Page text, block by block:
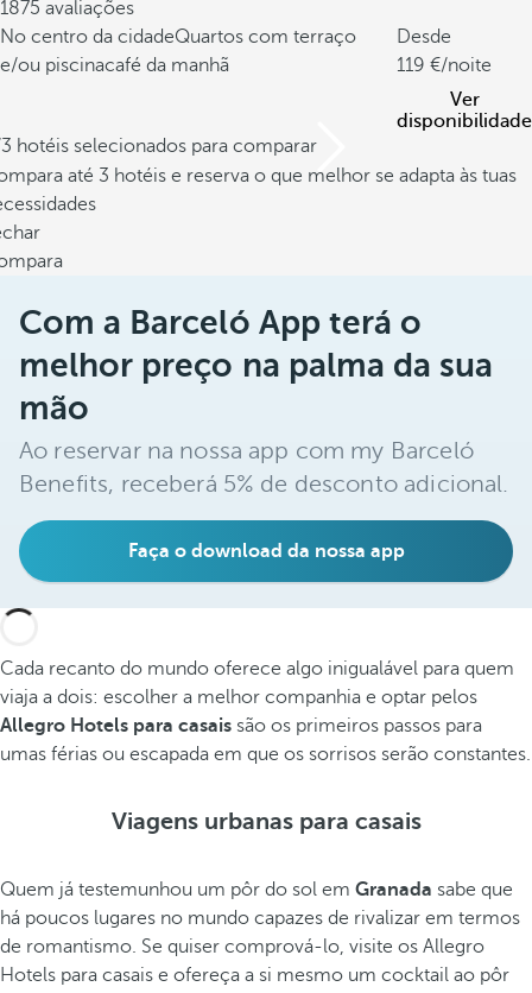
1875 avaliações
No centro da cidadeQuartos com terraço
e/ou piscinacafé da manhã
Desde
119
/noite
Ver
disponibilidade
hotéis selecionados para comparar
até 3 hotéis e reserva o que melhor se adapta às tuas
Com a Barceló App terá o
melhor preço na palma da sua
mão
Ao reservar na nossa app com my Barceló
Benefits, receberá 5% de desconto adicional.
Faça o download da nossa app
Cada recanto do mundo oferece algo inigualável para quem
viaja a dois: escolher a melhor companhia e optar pelos
Allegro Hotels para casais são os primeiros passos para
umas férias ou escapada em que os sorrisos serão constantes.
Viagens urbanas para casais
Quem já testemunhou um pôr do sol em Granada sabe que
há poucos lugares no mundo capazes de rivalizar em termos
de romantismo. Se quiser comprová-lo, visite os Allegro
Hotels para casais e ofereça a si mesmo um cocktail ao pôr